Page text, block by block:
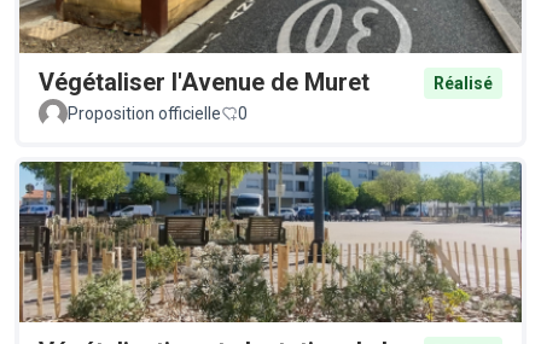
Végétaliser l'Avenue de Muret
Réalisé
Proposition officielle
0